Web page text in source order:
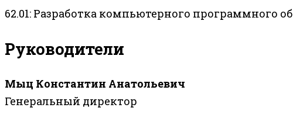
62.01: Разработка компьютерного программного
Руководители
Мыц Константин Анатольевич
Генеральный директор